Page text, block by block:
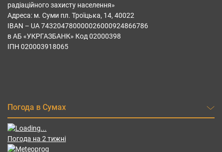
радіаційного захисту населення»
Адреса: м. Суми пл. Троїцька, 14, 40022
IBAN – UА 743204780000026000924866786
в АБ «УКРГАЗБАНК» Код 02000398
ІПН 020003918065
Погода в Сумах
Погода на 2 тижні